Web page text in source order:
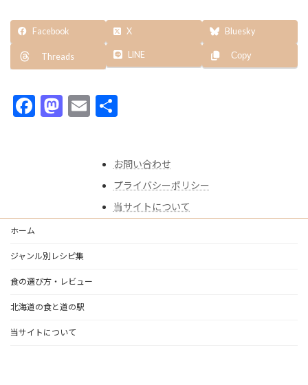
Facebook X Bluesky
Threads LINE Copy
F
o
M
n
E
お問い合わせ
プライバシーポリシー
当サイトについて
ホーム
ジャンル別レシピ集
食の選び方・レビュー
北海道の食と道の駅
当サイトについて